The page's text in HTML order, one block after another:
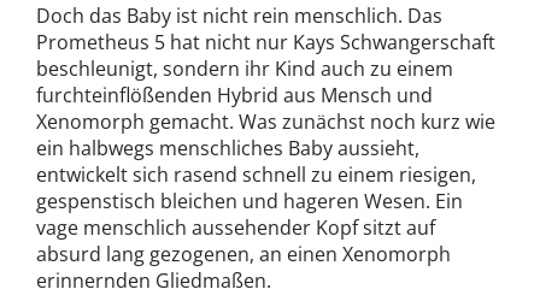
Doch das Baby ist nicht rein menschlich. Das
Prometheus 5 hat nicht nur Kays Schwangerschaft
beschleunigt, sondern ihr Kind auch zu einem
furchteinflößenden Hybrid aus Mensch und
Xenomorph gemacht. Was zunächst noch kurz wie
ein halbwegs menschliches Baby aussieht,
entwickelt sich rasend schnell zu einem riesigen,
gespenstisch bleichen und hageren Wesen. Ein
vage menschlich aussehender Kopf sitzt auf
absurd lang gezogenen, an einen Xenomorph
erinnernden Gliedmaßen.